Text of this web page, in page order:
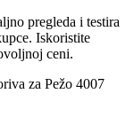
pregleda i testira
Iskoristite
ceni.
za Pežo 4007